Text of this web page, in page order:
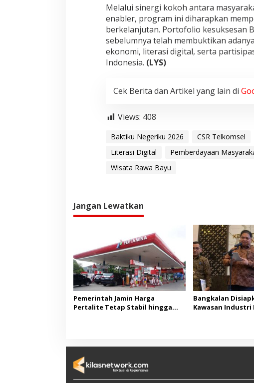
Melalui sinergi kokoh antara
enabler, program ini diharapkan
berkelanjutan. Portofolio kesuksesan
sebelumnya telah membuktikan
ekonomi, literasi digital, serta
Indonesia. (LYS)
Cek Berita dan Artikel yang lain di
Views: 408
Baktiku Negeriku 2026 CSR Telkomsel
Literasi Digital
Pemberdayaan
Wisata Rawa Bayu
Jangan Lewatkan
Pemerintah Jamin Harga
Pertalite Tetap Stabil hingga
Bangkalan
Kawasan Industri